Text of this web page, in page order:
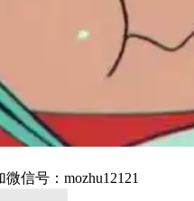
信号：mozhu12121